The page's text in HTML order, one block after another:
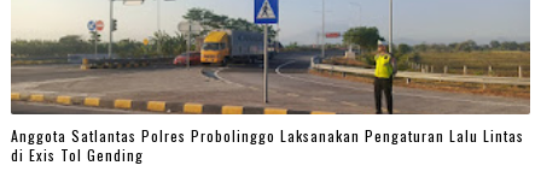
Anggota Satlantas Polres Probolinggo Laksanakan Pengaturan Lalu Lintas
di Exis Tol Gending